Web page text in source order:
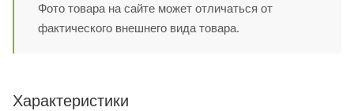
Фото товара на сайте может отличаться от
фактического внешнего вида товара.
Характеристики